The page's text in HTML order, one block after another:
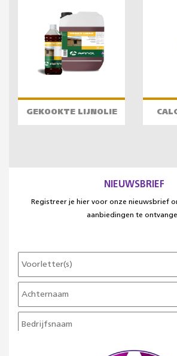
GEKOOKTE LIJNOLIE
NIEUWSBRIEF
Registreer je hier voor onze nieuwsbrief
aanbiedingen te